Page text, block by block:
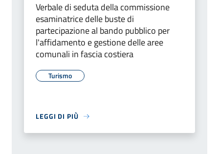
Verbale di seduta della commissione
esaminatrice delle buste di
partecipazione al bando pubblico per
l'affidamento e gestione delle aree
comunali in fascia costiera
Turismo
LEGGI DI PIÙ